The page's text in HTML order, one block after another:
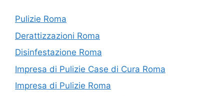
Pulizie Roma
Derattizzazioni Roma
Disinfestazione Roma
Impresa di Pulizie Case di Cura Roma
Impresa di Pulizie Roma